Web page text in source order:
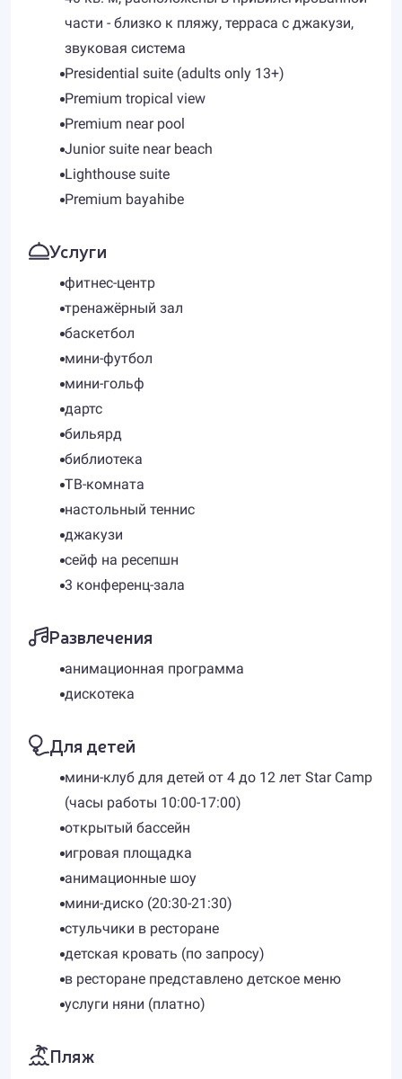
части - близко к пляжу, терраса с джакузи,
звуковая система
Presidential suite (adults only 13+)
Premium tropical view
Premium near pool
Junior suite near beach
Lighthouse suite
Premium bayahibe
Услуги
фитнес-центр
тренажёрный зал
баскетбол
мини-футбол
мини-гольф
дартс
бильярд
библиотека
ТВ-комната
настольный теннис
джакузи
сейф на ресепшн
3 конференц-зала
Развлечения
анимационная программа
дискотека
Для детей
мини-клуб для детей от 4 до 12 лет Star Camp
(часы работы 10:00-17:00)
открытый бассейн
игровая площадка
анимационные шоу
мини-диско (20:30-21:30)
стульчики в ресторане
детская кровать (по запросу)
в ресторане представлено детское меню
услуги няни (платно)
Пляж